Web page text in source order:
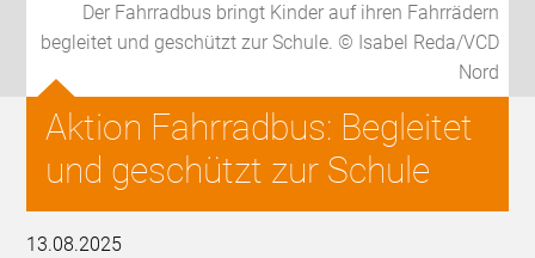
Der Fahrradbus bringt Kinder auf ihren Fahrrädern
begleitet und geschützt zur Schule. © Isabel Reda/VCD
Nord
Aktion Fahrradbus: Begleitet
und geschützt zur Schule
13.08.2025